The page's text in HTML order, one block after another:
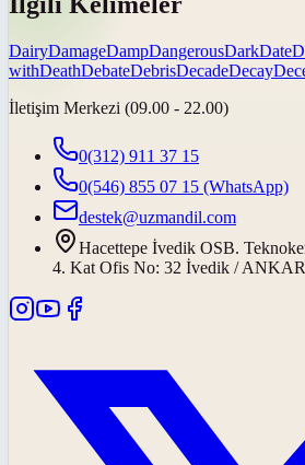
DairyDamageDampDangerousDarkDate
withDeathDebateDebrisDecadeDecay
İletişim Merkezi (09.00 - 22.00)
0(312) 911 37 15
0(546) 855 07 15 (WhatsApp)
destek@uzmandil.com
Hacettepe İvedik OSB.
4. Kat Ofis No: 32 İvedik /